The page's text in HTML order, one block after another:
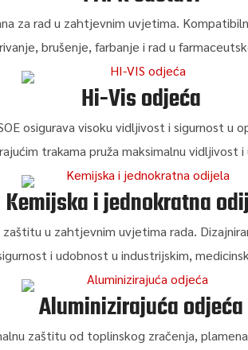
za rad u zahtjevnim uvjetima.
brušenje, farbanje i rad u
Hi-Vis odjeća
osigurava visoku vidljivost i sigurnost
trakama pruža maksimalnu vidljivost
Kemijska i jednokratna
u zahtjevnim uvjetima rada.
i udobnost u industrijskim,
Aluminizirajuća odjeća
zaštitu od toplinskog zračenja,